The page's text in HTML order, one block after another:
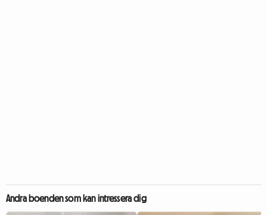
Andra boenden som kan intressera dig